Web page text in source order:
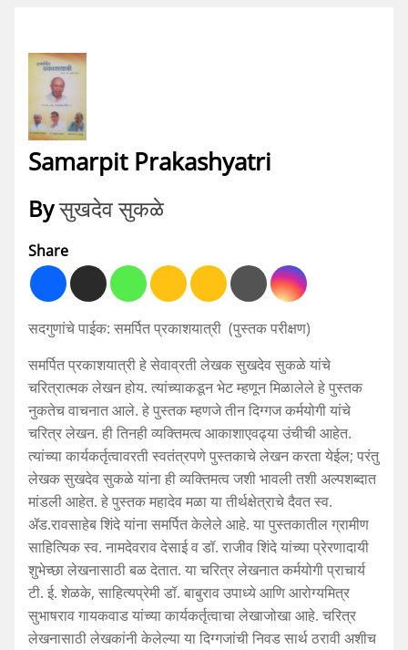
Samarpit Prakashyatri
Byसुखदेव सुकळे
Share
सदगुणांचे पाईक: समर्पित प्रकाशयात्री (पुस्तक परीक्षण)
समर्पित प्रकाशयात्री हे सेवाव्रती लेखक सुखदेव सुकळे यांचे
चरित्रात्मक लेखन होय. त्यांच्याकडून भेट म्हणून मिळालेले हे पुस्तक
नुकतेच वाचनात आले. हे पुस्तक म्हणजे तीन दिग्गज कर्मयोगी यांचे
चरित्र लेखन. ही तिनही व्यक्तिमत्व आकाशाएवढ्या उंचीची आहेत.
त्यांच्या कार्यकर्तृत्वावरती स्वतंत्रपणे पुस्तकाचे लेखन करता येईल; परंतु
लेखक सुखदेव सुकळे यांना ही व्यक्तिमत्व जशी भावली तशी अल्पशब्दात
मांडली आहेत. हे पुस्तक महादेव मळा या तीर्थक्षेत्राचे दैवत स्व.
ॲड.रावसाहेब शिंदे यांना समर्पित केलेले आहे. या पुस्तकातील ग्रामीण
साहित्यिक स्व. नामदेवराव देसाई व डॉ. राजीव शिंदे यांच्या प्रेरणादायी
शुभेच्छा लेखनासाठी बळ देतात. या चरित्र लेखनात कर्मयोगी प्राचार्य
टी. ई. शेळके, साहित्यप्रेमी डॉ. बाबुराव उपाध्ये आणि आरोग्यमित्र
सुभाषराव गायकवाड यांच्या कार्यकर्तृत्वाचा लेखाजोखा आहे. चरित्र
लेखनासाठी लेखकांनी केलेल्या या दिग्गजांची निवड सार्थ ठरावी अशीच